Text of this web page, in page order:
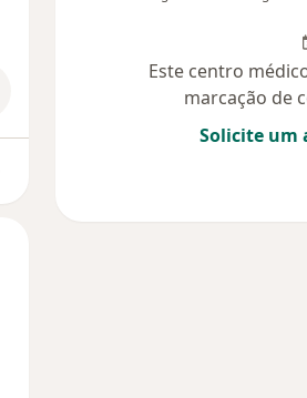
Este centro
marcação de
Solicite um